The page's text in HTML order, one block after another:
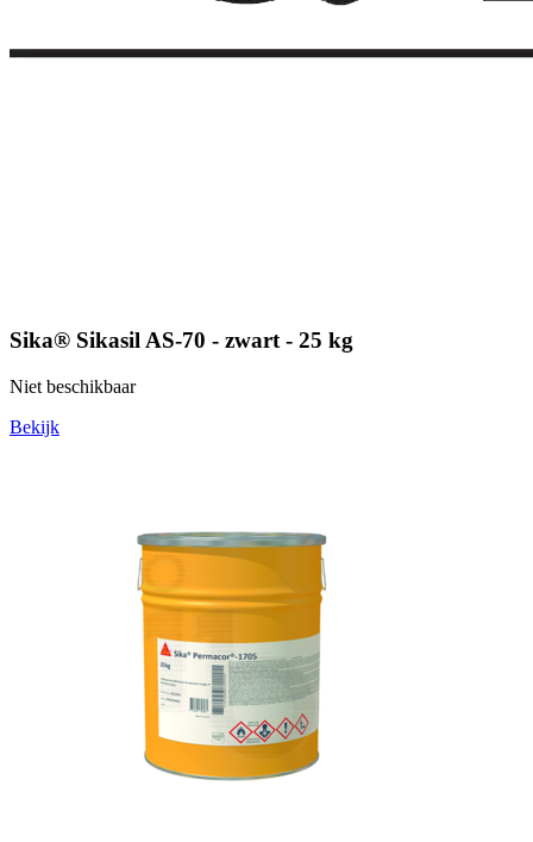
Sika® Sikasil AS-70 - zwart - 25 kg
Niet beschikbaar
Bekijk